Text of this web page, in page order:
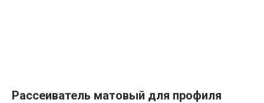
Рассеиватель матовый для профиля